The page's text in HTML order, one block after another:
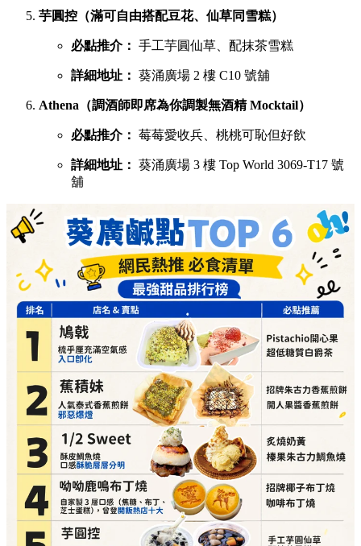
芋圓控（滿可自由搭配豆花、仙草同雪糕）
必點推介： 手工芋圓仙草、配抹茶雪糕
詳細地址： 葵涌廣場 2 樓 C10 號舖
Athena（調酒師即席為你調製無酒精 Mocktail）
必點推介： 莓莓愛收兵、桃桃可恥但好飲
詳細地址： 葵涌廣場 3 樓 Top World 3069-T17 號
舖